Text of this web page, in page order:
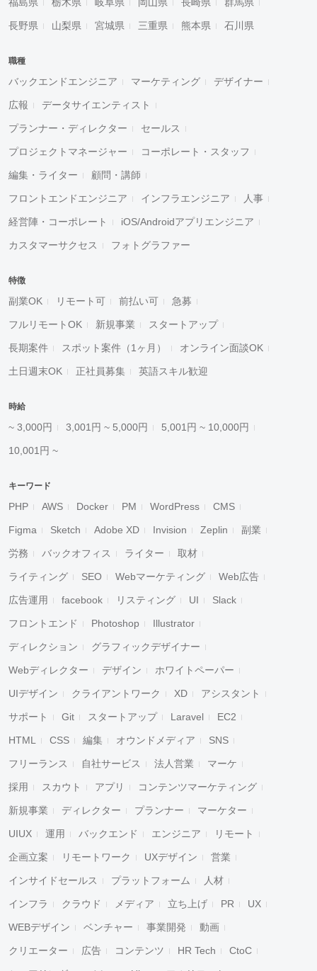
長野県 山梨県 宮城県 三重県 熊本県 石川県
職種
バックエンドエンジニア マーケティング デザイナー
広報 データサイエンティスト
プランナー・ディレクター セールス
プロジェクトマネージャー コーポレート・スタッフ
編集・ライター 顧問・講師
フロントエンドエンジニア インフラエンジニア 人事
経営陣・コーポレート iOS/Androidアプリエンジニア
カスタマーサクセス フォトグラファー
特徴
副業OK リモート可 前払い可 急募
フルリモートOK 新規事業 スタートアップ
長期案件 スポット案件（1ヶ月） オンライン面談OK
土日週末OK 正社員募集 英語スキル歓迎
時給
~ 3,000円 3,001円 ~ 5,000円 5,001円 ~ 10,000円
10,001円 ~
キーワード
PHP AWS Docker PM WordPress CMS
Figma Sketch Adobe XD Invision Zeplin 副業
労務 バックオフィス ライター 取材
ライティング SEO Webマーケティング Web広告
広告運用 facebook リスティング UI Slack
フロントエンド Photoshop Illustrator
ディレクション グラフィックデザイナー
Webディレクター デザイン ホワイトペーパー
UIデザイン クライアントワーク XD アシスタント
サポート Git スタートアップ Laravel EC2
HTML CSS 編集 オウンドメディア SNS
フリーランス 自社サービス 法人営業 マーケ
採用 スカウト アプリ コンテンツマーケティング
新規事業 ディレクター プランナー マーケター
UIUX 運用 バックエンド エンジニア リモート
企画立案 リモートワーク UXデザイン 営業
インサイドセールス プラットフォーム 人材
インフラ クラウド メディア 立ち上げ PR UX
WEBデザイン ベンチャー 事業開発 動画
クリエーター 広告 コンテンツ HR Tech CtoC